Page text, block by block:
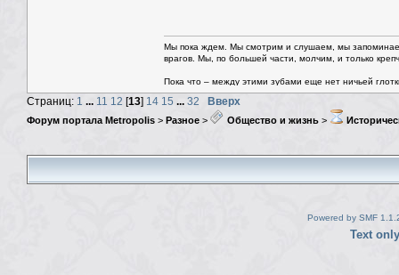
Мы пока ждем. Мы смотрим и слушаем, мы
врагов. Мы, по большей части, молчим, и только
Пока что – между этими зубами еще нет ничьей
Страниц: 1 ... 11 12 [13] 14 15 ... 32 Вверх
Форум портала Metropolis > Разное > Общество и жизнь >
Powered by SMF
Text